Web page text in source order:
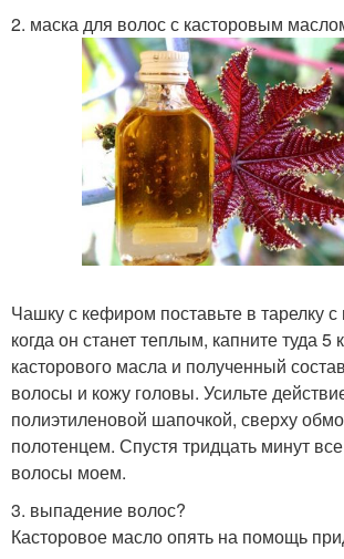
2. маска для волос с касторовым
Чашку с кефиром поставьте в тарелку с
когда он станет теплым, капните туда 5
касторового масла и полученный
волосы и кожу головы. Усильте
полиэтиленовой шапочкой, сверху
полотенцем. Спустя тридцать минут
волосы моем.
3. выпадение волос?
Касторовое масло опять на помощь